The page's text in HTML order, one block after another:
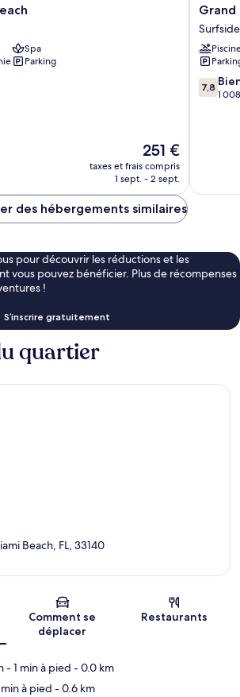
Spa
Parking
Le
nouveau
prix
de
251 €
taxes et frais compris
1 sept. - 2 sept.
Grand
Beach
Hotel
Surfside
Surfside
Grand
Surfside
7.8
sur
7,8
1
des hébergements similaires
pour découvrir les réductions et les
vous pouvez bénéficier. Plus de récompenses
!
S’inscrire gratuitement
quartier
Carte
Beach, FL, 33140
Comment se
déplacer
Restaurants
- 1 min à pied - 0.0 km
à pied - 0.6 km